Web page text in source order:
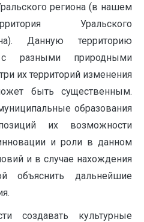
региона (в нашем
Уральского
Данную территорию
разными природными
их территорий изменения
быть существенным.
образования
их возможности
и роли в данном
и в случае нахождения
объяснить дальнейшие
создавать культурные